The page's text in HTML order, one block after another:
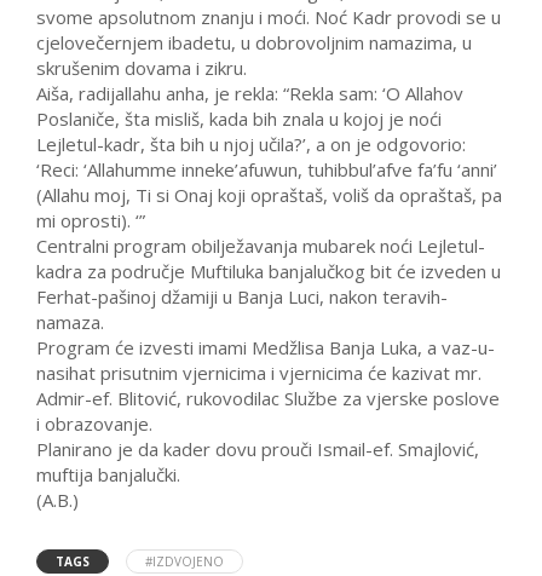
svome apsolutnom znanju i moći. Noć Kadr provodi se u
cjelovečernjem ibadetu, u dobrovoljnim namazima, u
skrušenim dovama i zikru.
Aiša, radijallahu anha, je rekla: “Rekla sam: ‘O Allahov
Poslaniče, šta misliš, kada bih znala u kojoj je noći
Lejletul-kadr, šta bih u njoj učila?’, a on je odgovorio:
‘Reci: ‘Allahumme inneke’afuwun, tuhibbul’afve fa’fu ‘anni’
(Allahu moj, Ti si Onaj koji opraštaš, voliš da opraštaš, pa
mi oprosti). ‘”
Centralni program obilježavanja mubarek noći Lejletul-
kadra za područje Muftiluka banjalučkog bit će izveden u
Ferhat-pašinoj džamiji u Banja Luci, nakon teravih-
namaza.
Program će izvesti imami Medžlisa Banja Luka, a vaz-u-
nasihat prisutnim vjernicima i vjernicima će kazivat mr.
Admir-ef. Blitović, rukovodilac Službe za vjerske poslove
i obrazovanje.
Planirano je da kader dovu prouči Ismail-ef. Smajlović,
muftija banjalučki.
(A.B.)
TAGS #IZDVOJENO